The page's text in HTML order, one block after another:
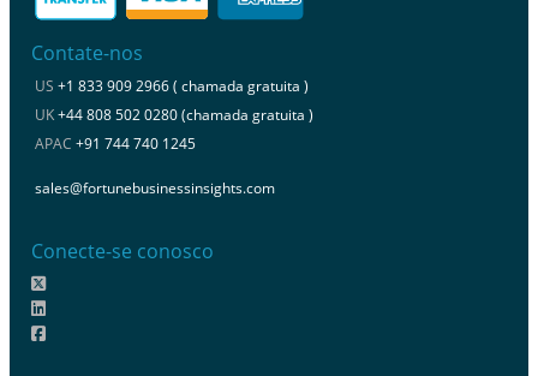
Contate-nos
US +1 833 909 2966 ( chamada gratuita )
UK+44 808 502 0280 (chamada gratuita )
APAC +91 744 740 1245
sales@fortunebusinessinsights.com
Conecte-se conosco